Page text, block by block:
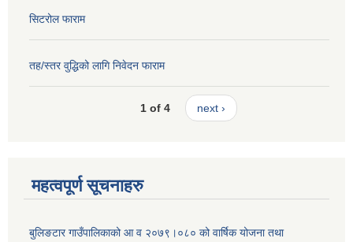
सिटरोल फाराम
तह/स्तर वुद्धिको लागि निवेदन फाराम
1 of 4 next ›
महत्वपूर्ण सूचनाहरु
बुलिङटार गाउँपालिकाको आ व २०७९।०८० को वार्षिक योजना तथा